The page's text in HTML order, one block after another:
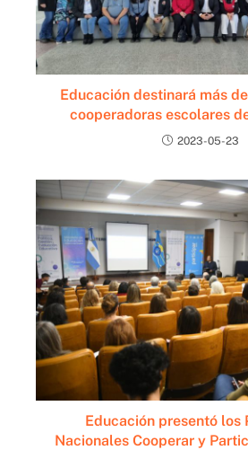
Educación destinará más
cooperadoras escolares
2023-05-23
Educación presentó los
Nacionales Cooperar y